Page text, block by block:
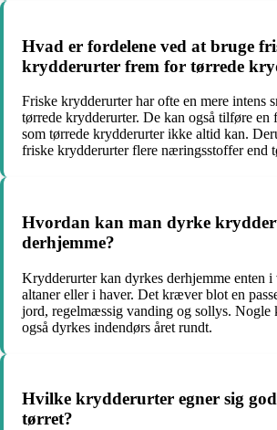
Hvad er fordelene ved at bruge
krydderurter frem for tørrede
Friske krydderurter har ofte en mere intens
tørrede krydderurter. De kan også tilføre en
som tørrede krydderurter ikke altid kan.
friske krydderurter flere næringsstoffer end
Hvordan kan man dyrke
derhjemme?
Krydderurter kan dyrkes derhjemme enten i
altaner eller i haver. Det kræver blot en
jord, regelmæssig vanding og sollys. Nogle
også dyrkes indendørs året rundt.
Hvilke krydderurter egner sig
tørret?